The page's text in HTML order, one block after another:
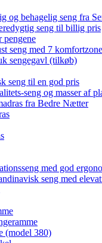
og behagelig seng fra
seng til billig pris
pengene
seng med 7
sengegavl (tilkøb)
seng til en god pris
seng og masser af
fra Bedre Nætter
med god
seng med
(model 380)